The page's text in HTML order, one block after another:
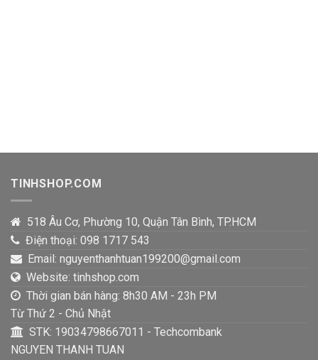
TINHSHOP.COM
518 Âu Cơ, Phường 10, Quận Tân Bình, TP.HCM
Điện thoại: 098 1717 543
Email: nguyenthanhtuan199200@gmail.com
Website: tinhshop.com
Thời gian bán hàng: 8h30 AM - 23h PM
Từ Thứ 2 - Chủ Nhật
STK: 19034798667011 - Techcombank
NGUYEN THANH TUAN